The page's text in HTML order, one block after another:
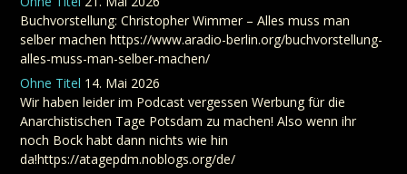
Buchvorstellung: Christopher Wimmer – Alles muss man
selber machen https://www.aradio-berlin.org/buchvorstellung-
alles-muss-man-selber-machen/
Ohne Titel 14. Mai 2026
Wir haben leider im Podcast vergessen Werbung für die
Anarchistischen Tage Potsdam zu machen! Also wenn ihr
noch Bock habt dann nichts wie hin
da!https://atagepdm.noblogs.org/de/